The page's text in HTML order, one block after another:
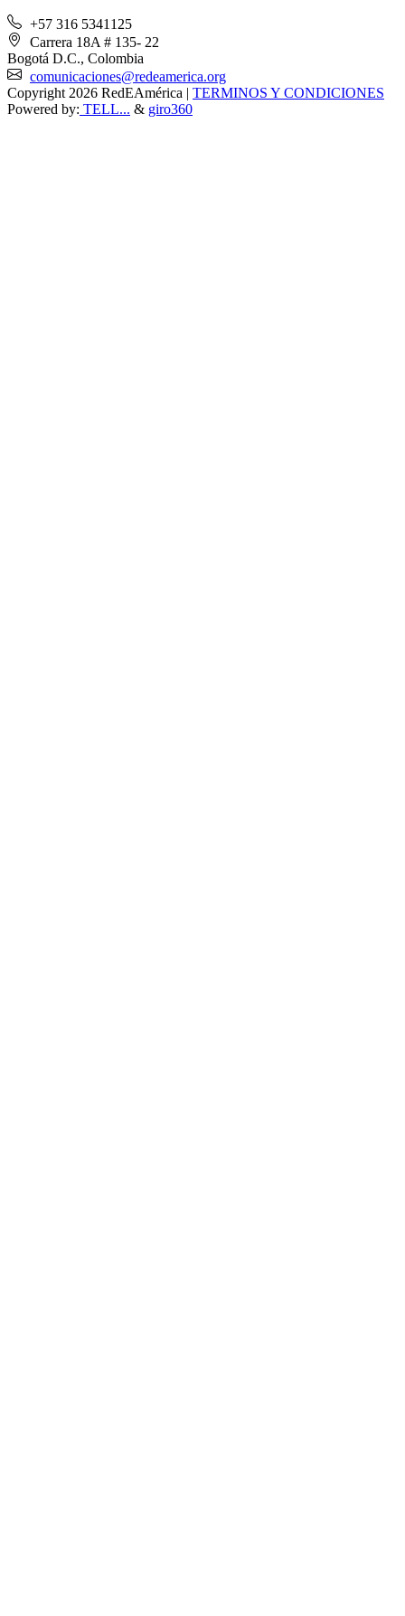
+57 316 5341125
Carrera 18A # 135- 22
Bogotá D.C., Colombia
comunicaciones@redeamerica.org
Copyright 2026 RedEAmérica | TERMINOS Y CONDICIONES
Powered by: TELL... & giro360